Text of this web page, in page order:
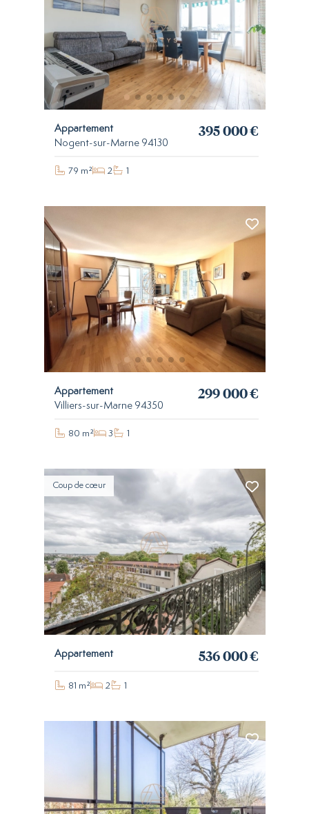
Appartement
Nogent-sur-Marne 94130
395 000 €
79 m² 2 1
Appartement
Villiers-sur-Marne 94350
299 000 €
80 m² 3 1
Coup de cœur
Appartement 536 000 €
81 m² 2 1